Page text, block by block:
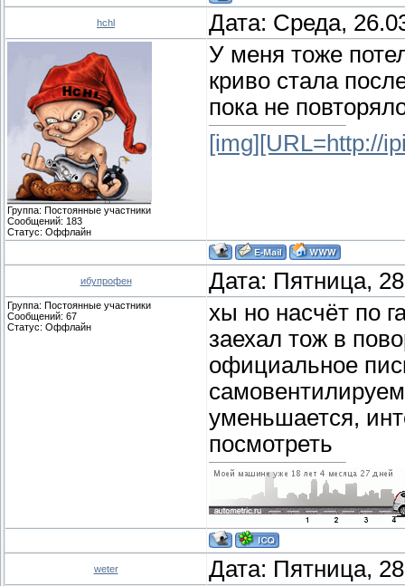
hchl Дата: Среда,
Группа: Постоянные участники
Сообщений: 183
Статус: Оффлайн
У меня тоже
криво стала
пока не
[img][URL=http://
ибупрофен Дата: Пятница,
Группа: Постоянные участники
Сообщений: 67
Статус: Оффлайн
хы но насчёт по
заехал тож в
официальное
уменьшается,
посмотреть
weter Дата: Пятница,